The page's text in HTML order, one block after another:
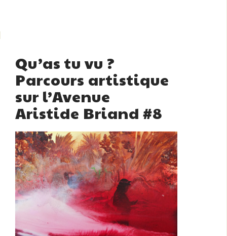
Qu’as tu vu ?
Parcours artistique
sur l’Avenue
Aristide Briand #8